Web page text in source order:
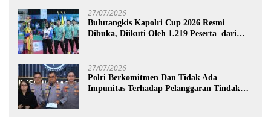
27/07/2026
Bulutangkis Kapolri Cup 2026 Resmi
Dibuka, Diikuti Oleh 1.219 Peserta dari
27/07/2026
Polri Berkomitmen Dan Tidak Ada
Impunitas Terhadap Pelanggaran Tindak